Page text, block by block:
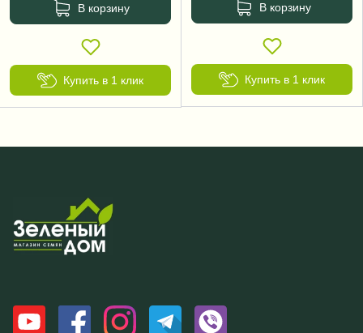
В корзину
Купить в 1 клик
В корзину
Купить в 1 клик